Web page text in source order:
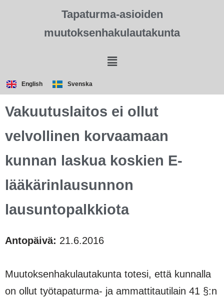
Tapaturma-asioiden
muutoksenhakulautakunta
English Svenska
Vakuutuslaitos ei ollut
velvollinen korvaamaan
kunnan laskua koskien E-
lääkärinlausunnon
lausuntopalkkiota
Antopäivä: 21.6.2016
Muutoksenhakulautakunta totesi, että kunnalla
on ollut työtapaturma- ja ammattitautilain 41 §:n